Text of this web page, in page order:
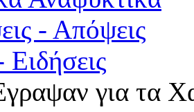
- Απόψεις
για τα